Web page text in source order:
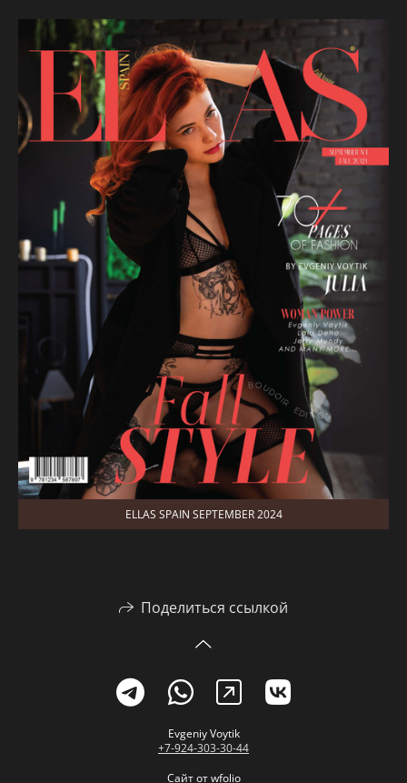
ELLAS SPAIN SEPTEMBER 2024
Поделиться ссылкой
Evgeniy Voytik
+7-924-303-30-44
Сайт отwfolio